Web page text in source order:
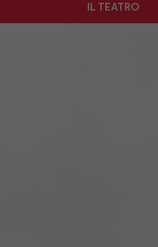
IL TEATRO